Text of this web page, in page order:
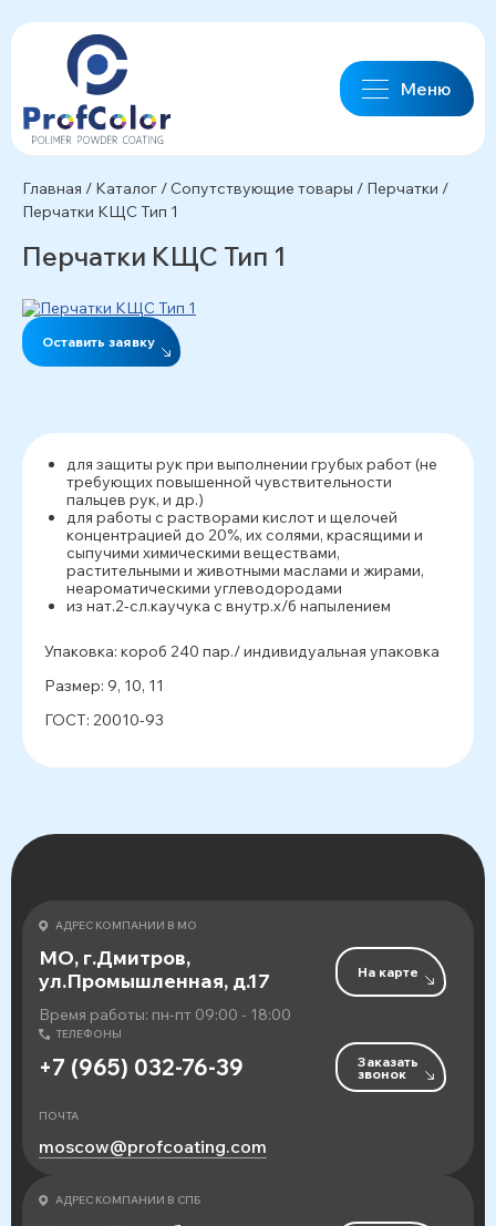
Меню
Главная / Каталог / Сопутствующие товары / Перчатки /
Перчатки КЩС Тип 1
Перчатки КЩС Тип 1
Оставить заявку
для защиты рук при выполнении грубых работ (не
требующих повышенной чувствительности
пальцев рук, и др.)
для работы с растворами кислот и щелочей
концентрацией до 20%, их солями, красящими и
сыпучими химическими веществами,
растительными и животными маслами и жирами,
неароматическими углеводородами
из нат.2-сл.каучука с внутр.х/б напылением
Упаковка: короб 240 пар./ индивидуальная упаковка
Размер: 9, 10, 11
ГОСТ: 20010-93
АДРЕС КОМПАНИИ В МО
МО, г.Дмитров,
ул.Промышленная, д.17
Время работы: пн-пт 09:00 - 18:00
На карте
ТЕЛЕФОНЫ
+7 (965) 032-76-39 Заказать
звонок
ПОЧТА
moscow@profcoating.com
АДРЕС КОМПАНИИ В СПБ